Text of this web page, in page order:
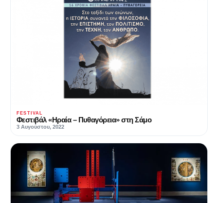
FESTIVAL
Φεστιβάλ «Ηραία – Πυθαγόρεια» στη Σάμο
3 Αυγούστου, 2022